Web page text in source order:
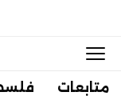
متابعات